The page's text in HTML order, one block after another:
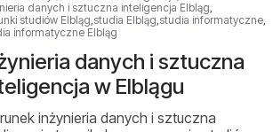
danych i sztuczna inteligencja Elbląg,
studiów Elbląg,studia Elbląg,studia informatyczne,
informatyczne Elbląg
danych i sztuczna
w Elblągu
inżynieria danych i sztuczna